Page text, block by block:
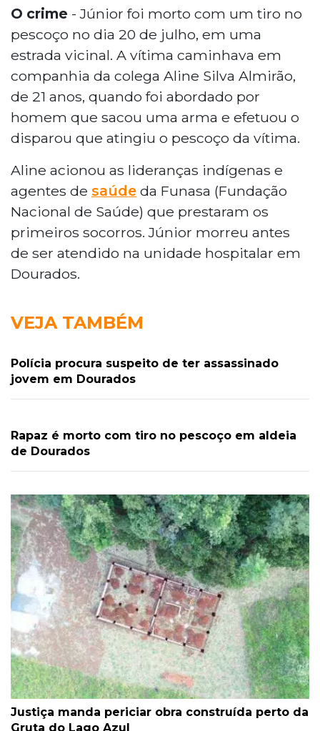
O crime - Júnior foi morto com um tiro no
pescoço no dia 20 de julho, em uma
estrada vicinal. A vítima caminhava em
companhia da colega Aline Silva Almirão,
de 21 anos, quando foi abordado por
homem que sacou uma arma e efetuou o
disparou que atingiu o pescoço da vítima.
Aline acionou as lideranças indígenas e
agentes de saúde da Funasa (Fundação
Nacional de Saúde) que prestaram os
primeiros socorros. Júnior morreu antes
de ser atendido na unidade hospitalar em
Dourados.
VEJA TAMBÉM
Polícia procura suspeito de ter assassinado
jovem em Dourados
Rapaz é morto com tiro no pescoço em aldeia
de Dourados
Justiça manda periciar obra construída perto da
Gruta do Lago Azul